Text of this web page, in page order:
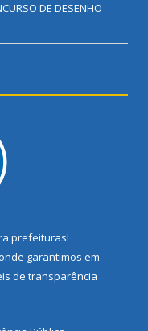
DE DESENHO
prefeituras!
garantimos em
de transparência